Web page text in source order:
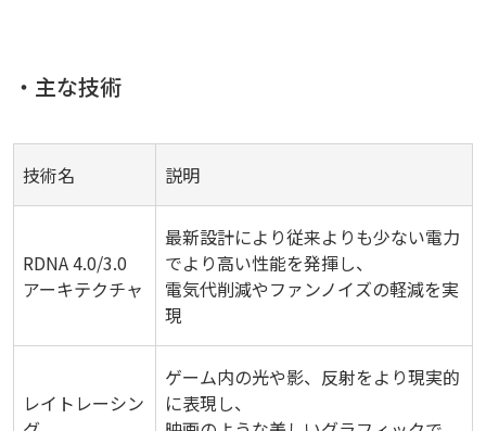
・主な技術
技術名 説明
RDNA 4.0/3.0
アーキテクチャ
最新設計により従来よりも少ない電力
でより高い性能を発揮し、
電気代削減やファンノイズの軽減を実
現
レイトレーシン
ゲーム内の光や影、反射をより現実的
に表現し、